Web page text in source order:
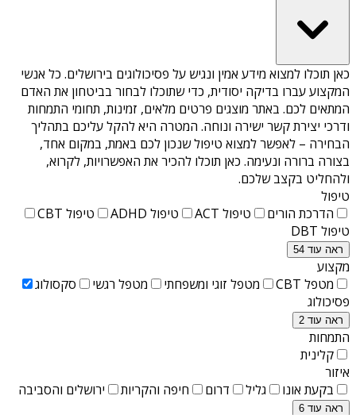
כאן תוכלו למצוא מידע אמין ונגיש על פסיכולוגים בירושלים. כל אנשי
המקצוע עברו בדיקה יסודית, כדי שתוכלו לבחור בביטחון את האדם
המתאים לכם. באתר מוצגים פרטים מלאים, זמינות, תחומי התמחות
ודרכי יצירת קשר ישירה ונוחה. המטרה היא להקל עליכם בתהליך
הבחירה – לאפשר למצוא טיפול שנכון לכם באמת, במקום אחד,
בצורה ברורה ונעימה. כאן תוכלו להכיר את האפשרויות, לקרוא,
ולהחליט בקצב שלכם.
טיפול
הדרכת הורים
טיפול ACT טיפול ADHD
טיפול CBT
טיפול DBT
ראה עוד 54
מקצוע
מטפל CBT
מטפל זוגי ומשפחתי מטפל רגשי
סקסולוג
פסיכולוג
ראה עוד 2
התמחות
קלינית
איזור
בקעת אונו
גליל דרום חיפה והקריות ירושלים והסביבה
ראה עוד 6